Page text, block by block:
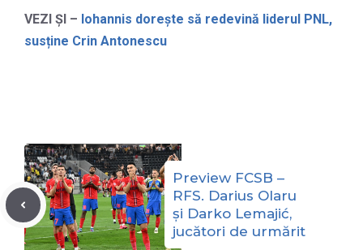
VEZI ȘI – Iohannis dorește să redevină liderul PNL,
susține Crin Antonescu
Preview FCSB –
RFS. Darius Olaru
și Darko Lemajić,
jucători de urmărit